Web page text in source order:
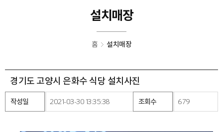
설치매장
홈 설치매장
경기도 고양시 은화수 식당 설치사진
작성일 2021-03-30 13:35:38 조회수 679